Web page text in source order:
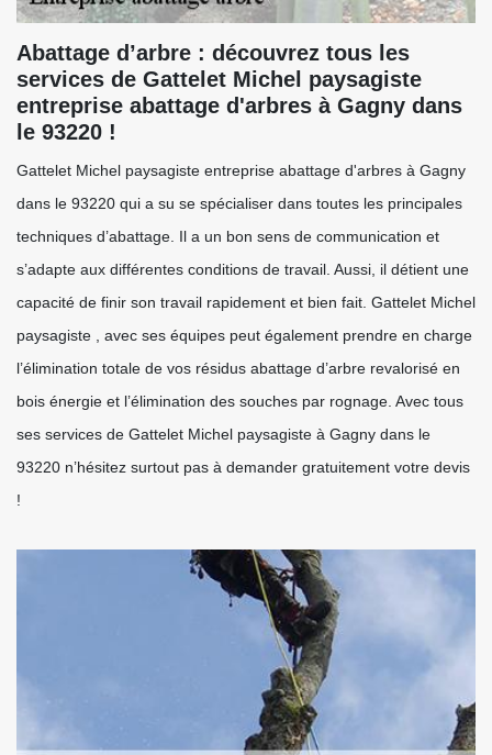
Abattage d’arbre : découvrez tous les
services de Gattelet Michel paysagiste
entreprise abattage d'arbres à Gagny dans
le 93220 !
Gattelet Michel paysagiste entreprise abattage d'arbres à Gagny
dans le 93220 qui a su se spécialiser dans toutes les principales
techniques d’abattage. Il a un bon sens de communication et
s’adapte aux différentes conditions de travail. Aussi, il détient une
capacité de finir son travail rapidement et bien fait. Gattelet Michel
paysagiste , avec ses équipes peut également prendre en charge
l’élimination totale de vos résidus abattage d’arbre revalorisé en
bois énergie et l’élimination des souches par rognage. Avec tous
ses services de Gattelet Michel paysagiste à Gagny dans le
93220 n’hésitez surtout pas à demander gratuitement votre devis
!